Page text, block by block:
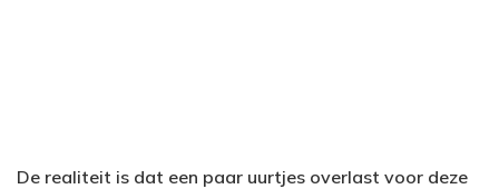
De realiteit is dat een paar uurtjes overlast voor deze